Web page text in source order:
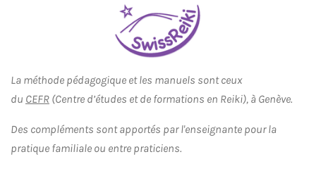
La méthode pédagogique et les manuels sont ceux
du CEFR (Centre d’études et de formations en Reiki), à Genève.
Des compléments sont apportés par l'enseignante pour la
pratique familiale ou entre praticiens.